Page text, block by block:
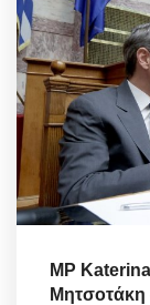
MP
Μητσοτάκη